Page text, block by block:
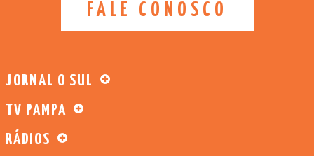
FALE CONOSCO
JORNAL O SUL
TV PAMPA
RÁDIOS